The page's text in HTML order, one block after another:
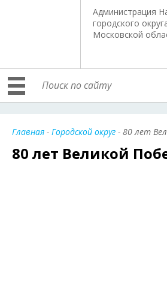
Администрация
городского
Московской
Главная - Городской округ - 80 лет
80 лет Великой